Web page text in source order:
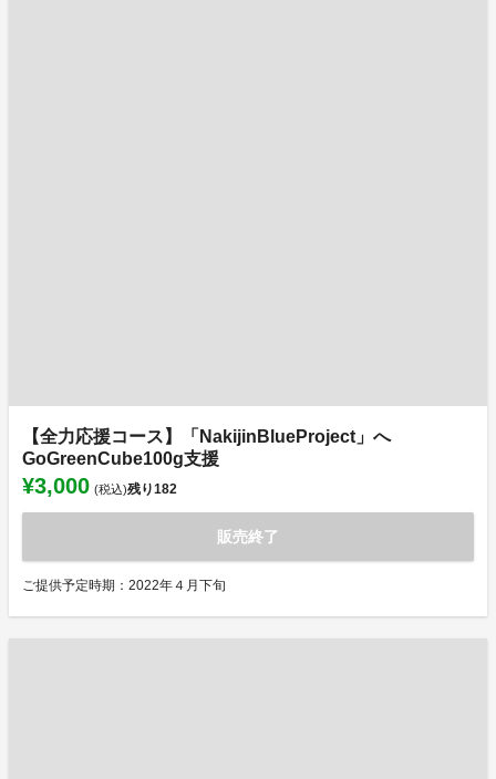
【全力応援コース】「NakijinBlueProject」へ
GoGreenCube100g支援
¥3,000 (税込)残り182
販売終了
ご提供予定時期：2022年４月下旬